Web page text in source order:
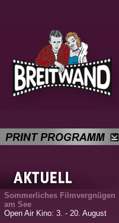
Sommerliches Filmvergnügen
am See
Open Air Kino: 3. - 20. August